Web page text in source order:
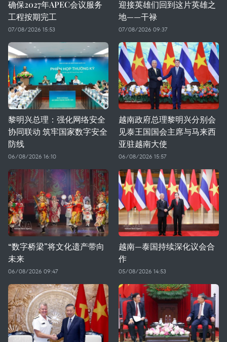
确保2027年APEC会议服务
工程按期完工
07/08/2026 15:53
迎接英雄们回到这片英雄之
地——干禄
07/08/2026 09:37
黎明兴总理：强化网络安全
协同联动 筑牢国家数字安全
防线
06/08/2026 16:10
越南政府总理黎明兴分别会
见泰王国国会主席与马来西
亚驻越南大使
06/08/2026 15:57
“数字桥梁”将文化遗产带向
未来
06/08/2026 09:47
越南—泰国持续深化议会合
作
05/08/2026 14:53